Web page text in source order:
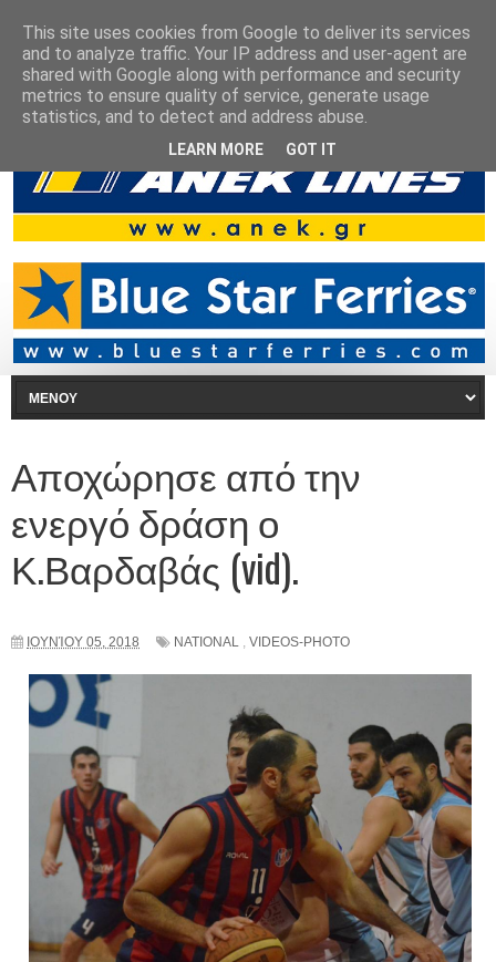
Αποχώρησε από την
ενεργό δράση ο
Κ.Βαρδαβάς (vid).
ΙΟΥΝΊΟΥ 05, 2018 NATIONAL , VIDEOS-PHOTO
This site uses cookies from Google to deliver its services
and to analyze traffic. Your IP address and user-agent are
shared with Google along with performance and security
metrics to ensure quality of service, generate usage
statistics, and to detect and address abuse.
LEARN MORE GOT IT